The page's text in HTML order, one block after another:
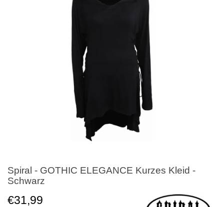
Spiral - GOTHIC ELEGANCE Kurzes Kleid -
Schwarz
€31,99